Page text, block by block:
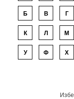
Б В Г
К Л М
У Ф Х